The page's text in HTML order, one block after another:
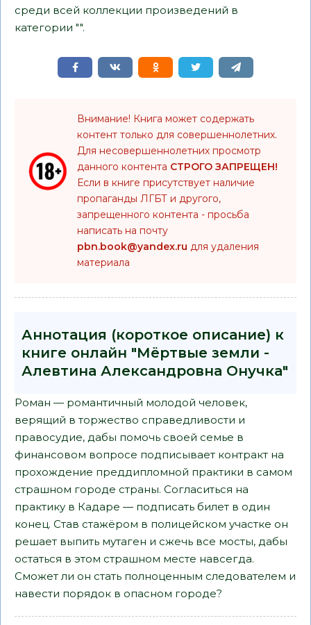
среди всей коллекции произведений в
категории "".
Внимание! Книга может содержать
контент только для совершеннолетних.
Для несовершеннолетних просмотр
данного контента СТРОГО ЗАПРЕЩЕН!
Если в книге присутствует наличие
пропаганды ЛГБТ и другого,
запрещенного контента - просьба
написать на почту
pbn.book@yandex.ru для удаления
материала
Аннотация (короткое описание) к
книге онлайн "Мёртвые земли -
Алевтина Александровна Онучка"
Роман — романтичный молодой человек,
верящий в торжество справедливости и
правосудие, дабы помочь своей семье в
финансовом вопросе подписывает контракт на
прохождение преддипломной практики в самом
страшном городе страны. Согласиться на
практику в Кадаре — подписать билет в один
конец. Став стажёром в полицейском участке он
решает выпить мутаген и сжечь все мосты, дабы
остаться в этом страшном месте навсегда.
Сможет ли он стать полноценным следователем и
навести порядок в опасном городе?